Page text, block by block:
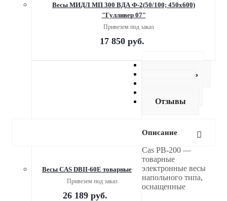
Весы МИДЛ МП 300 ВДА Ф-2(50/100; 450х600)
"Гулливер 07"
Привезем под заказ
17 850руб.
Весы CAS DBII-60E товарные
Привезем под заказ
26 189 руб.
Как купить
Отзывы
Описание
Cas PB-200 —
товарные
электронные весы
напольного типа,
оснащенные